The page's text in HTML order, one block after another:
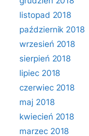
listopad 2018
październik 2018
wrzesień 2018
sierpień 2018
lipiec 2018
czerwiec 2018
maj 2018
kwiecień 2018
marzec 2018